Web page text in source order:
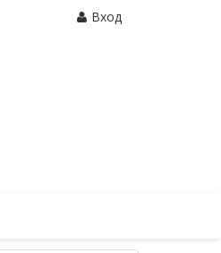
Вход